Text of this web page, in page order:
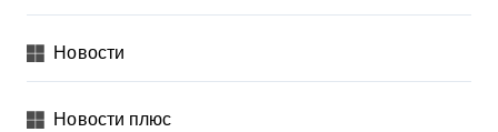
Новости
Новости плюс